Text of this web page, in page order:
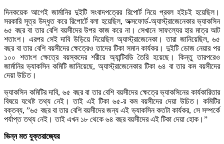
দিনকয়েক আগেই জার্মানির দুইটি সংবাদপত্রের রিপোর্ট নিয়ে প্রবল হইচই হয়েছিল।
সরকারি সূত্র উদ্ধৃত করে রিপোর্টে বলা হয়েছিল, অক্সফোর্ড-অ্যাস্ট্রাজেনেকার ভ্যাকসিন
৬৫ বছর বা তার বেশি বয়সীদের উপর কাজ করে না। সেখানে সাফল্যের হার মাত্র আট
শতাংশ। এরপর সেই দাবি উড়িয়ে দিয়েছিল অ্যাস্ট্রাজেনেকা। তারা জানিয়েছিল, ৬৫
বছর বা তার বেশি বয়সীদের ক্ষেত্রেও তাদের টিকা সমান কার্যকর। দুইটি ডোজ নেয়ার পর
১০০ শতাংশ ক্ষেত্রে বয়স্কদের শরীরে অ্যান্টিবডি তৈরি হয়েছে। কিন্তু তারপরেও
জার্মানির ভ্যাকসিন কমিটি জানিয়েছে, অ্যাস্ট্রাজেনেকার টিকা ৬৪ বা তার কম বয়সীদের
দেয়া উচিত।
ভ্যাকসিন কমিটির দাবি, ৬৫ বছর বা তার বেশি বয়সীদের ক্ষেত্রে ভ্যাকসিনের কার্যকারিতার
বিষয়ে যথেষ্ট তথ্য নেই। তাই এই টিকা ৬৫-র কম বয়সীদের দেয়া উচিত। কমিটির
বক্তব্য, ”৬৫ বছর বা তার বেশি বয়সীদের জন্য এই ভ্যাকসিন কতটা কার্যকর, সে সম্পর্কে
পর্যাপ্ত তথ্য নেই। তাই এখন ১৮ থেকে ৬৪ বছর বয়সীদের এই টিকা দেয়া হোক।”
ভিন্ন মত যুক্তরাজ্যের